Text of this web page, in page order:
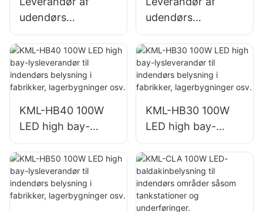
udendørs
havneterminal- og
lufthavnsbelysning
KML-FL2C 750W
LED-projektørlys
udendørs
havneterminal- og
lufthavnsbelysning
KML-FL2C 1000W
LED-projektørlys
KML-HB40 100W
LED high bay-
lysleverandør til
indendørs
belysning i
fabrikker,
KML-HB30 100W
LED high bay-
lysleverandør til
indendørs
belysning i
fabrikker,
lagerbygninger osv.